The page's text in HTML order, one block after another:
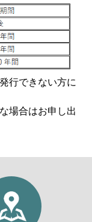
行できない方に
場合はお申し出